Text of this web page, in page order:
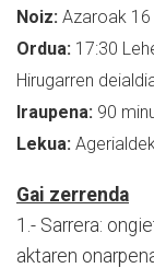
Noiz: Azaroak
Ordua: 17:30
Hirugarren
Iraupena: 90
Lekua:
Gai zerrenda
1.- Sarrera:
aktaren